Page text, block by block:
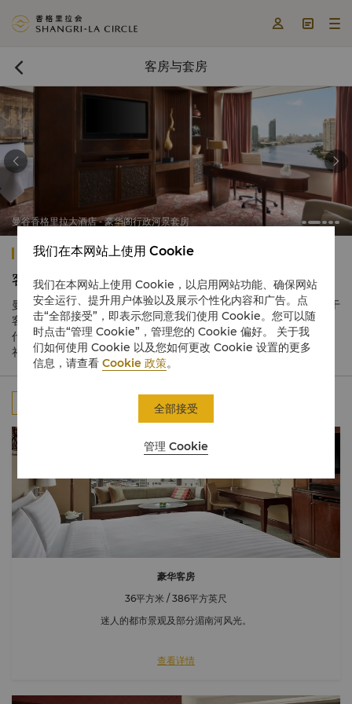
  
 客房与套房
曼谷香格里拉大酒店 - 豪华阁行政河景套房
 
曼谷香格里拉
客房与套房
曼谷香格里拉的802间豪华客房分布于两座相邻的楼翼当中，置身于
客房之中可欣赏河流或都市的迷人景色。客房融合了传统泰国与现
代风格。入住豪华阁客房及套房的宾客有权享受豪华阁贵宾廊专属
礼遇。
行政楼层 套房
豪华客房
36平方米 / 386平方英尺
迷人的都市景观及部分湄南河风光。
查看详情
我们在本网站上使用 Cookie
我们在本网站上使用 Cookie，以启用网站功能、确保网站
安全运行、提升用户体验以及展示个性化内容和广告。点
击“全部接受”，即表示您同意我们使用 Cookie。您可以随
时点击“管理 Cookie”，管理您的 Cookie 偏好。 关于我
们如何使用 Cookie 以及您如何更改 Cookie 设置的更多
信息，请查看Cookie 政策。
管理 Cookie
全部接受